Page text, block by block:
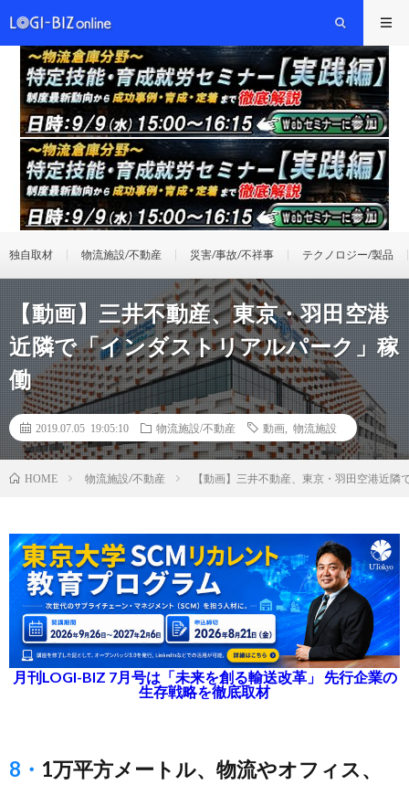
独自取材 物流施設/不動産 災害/事故/不祥事 テクノロジー/製品
【動画】三井不動産、東京・羽田空港
近隣で「インダストリアルパーク」稼
働
2019.07.05 19:05:10 物流施設/不動産 動画 物流施設
HOME 物流施設/不動産 【動画】三井不動産、東京・羽田空港近
月刊LOGI-BIZ 7月号は「未来を創る輸送改革」 先行企業の
生存戦略を徹底取材
8・1万平方メートル、物流やオフィス、